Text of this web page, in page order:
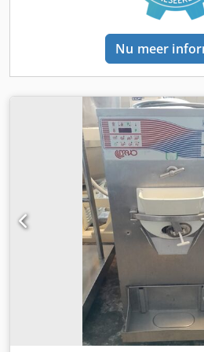
(400/3/50): 5,2. Credswxu Sfopfx
D x H): 61 x 78 x 141. Netto/bruto
Nu meer